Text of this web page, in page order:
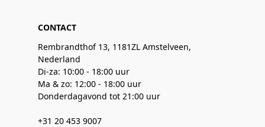
CONTACT
Rembrandthof 13, 1181ZL Amstelveen,
Nederland
Di-za: 10:00 - 18:00 uur
Ma & zo: 12:00 - 18:00 uur
Donderdagavond tot 21:00 uur
+31 20 453 9007